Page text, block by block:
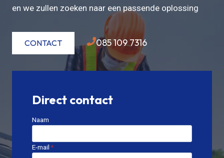
en we zullen zoeken naar een passende oplossing
CONTACT 085 109 7316
Direct contact
Naam
E-mail*